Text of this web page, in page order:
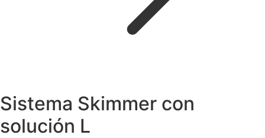
Sistema Skimmer con
solución L